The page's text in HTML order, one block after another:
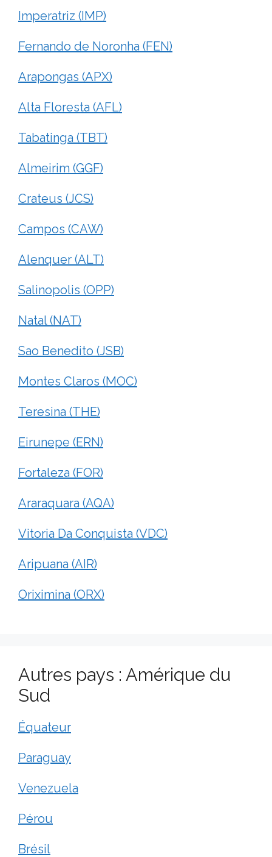
Imperatriz (IMP)
Fernando de Noronha (FEN)
Arapongas (APX)
Alta Floresta (AFL)
Tabatinga (TBT)
Almeirim (GGF)
Crateus (JCS)
Campos (CAW)
Alenquer (ALT)
Salinopolis (OPP)
Natal (NAT)
Sao Benedito (JSB)
Montes Claros (MOC)
Teresina (THE)
Eirunepe (ERN)
Fortaleza (FOR)
Araraquara (AQA)
Vitoria Da Conquista (VDC)
Aripuana (AIR)
Oriximina (ORX)
Autres pays : Amérique du
Sud
Équateur
Paraguay
Venezuela
Pérou
Brésil